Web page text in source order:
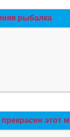
рыбалка
прекрасен этот